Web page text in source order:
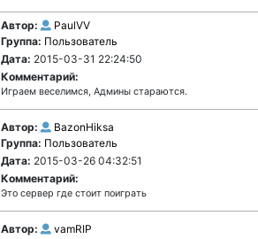
Автор:
PaulVV
Группа: Пользователь
Дата: 2015-03-31 22:24:50
Комментарий:
Играем веселимся, Админы стараются.
Автор:
BazonHiksa
Группа: Пользователь
Дата: 2015-03-26 04:32:51
Комментарий:
Это сервер где стоит поиграть
Автор:
vamRIP